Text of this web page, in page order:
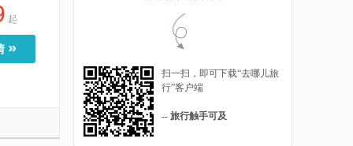
起
»
扫一扫，即可下载“去哪儿旅
行”客户端
-- 旅行触手可及